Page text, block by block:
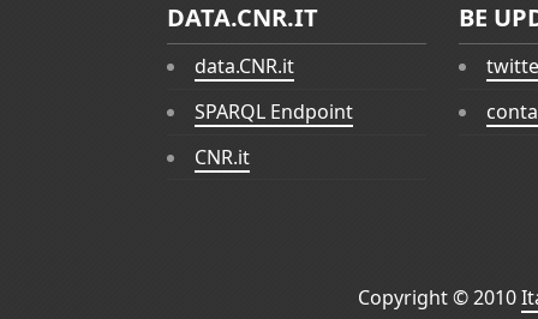
DATA.CNR.IT
data.CNR.it
SPARQL Endpoint
CNR.it
BE
Copyright © 2010